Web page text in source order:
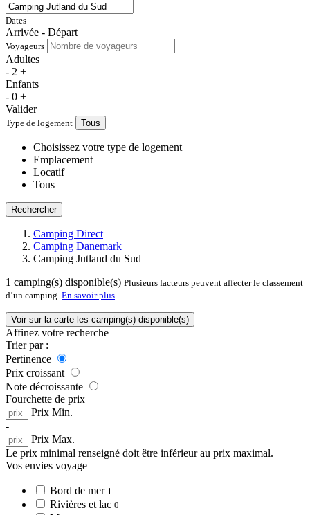
Dates
Arrivée - Départ
Voyageurs
Adultes
- 2 +
Enfants
- 0 +
Valider
Type de logement Tous
Choisissez votre type de logement
Emplacement
Locatif
Tous
Rechercher
Camping Direct
Camping Danemark
Camping Jutland du Sud
1 camping(s) disponible(s) Plusieurs facteurs peuvent affecter le classement
d’un camping. En savoir plus
Voir sur la carte les camping(s) disponible(s)
Affinez votre recherche
Trier par :
Pertinence
Prix croissant
Note décroissante
Fourchette de prix
Prix Min.
-
Prix Max.
Le prix minimal renseigné doit être inférieur au prix maximal.
Vos envies voyage
Bord de mer 1
Rivières et lac 0